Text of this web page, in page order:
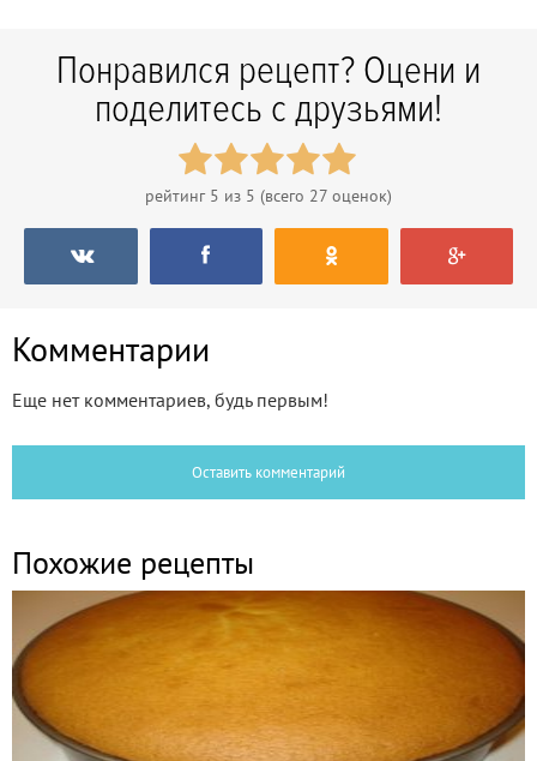
Понравился рецепт? Оцени и
поделитесь с друзьями!
рейтинг 5 из 5 (всего 27 оценок)
Комментарии
Еще нет комментариев, будь первым!
Оставить комментарий
Похожие рецепты